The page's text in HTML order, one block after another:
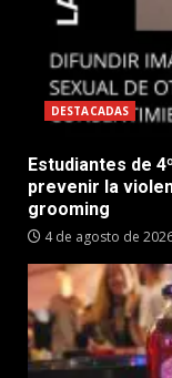
DESTACADAS
Estudiantes de
prevenir la
grooming
4 de agosto de